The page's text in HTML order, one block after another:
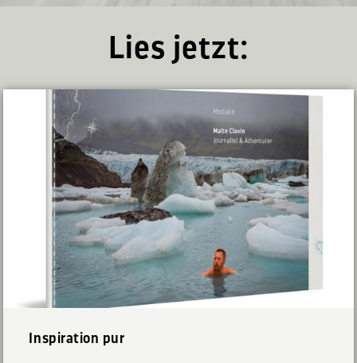
Lies jetzt:
Inspiration pur